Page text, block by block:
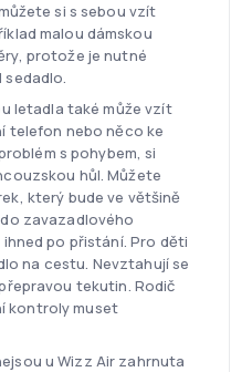
si s sebou vzít
malou dámskou
protože je nutné
letadla také může vzít
telefon nebo něco ke
s pohybem, si
hůl. Můžete
který bude ve většině
zavazadlového
po přistání. Pro děti
na cestu. Nevztahují se
tekutin. Rodič
kontroly muset
u Wizz Air zahrnuta